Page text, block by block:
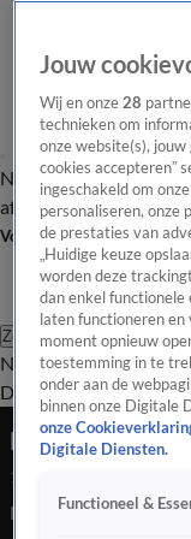
Nieuws van de Dag
afleveringVideo's
Volg Nieuws van de Dag
Zoeken
Nieuws van de Dag
Dag
Video's
Eén militair naar
15 jan 2026, 18:37
Nederland stuurt
Jouw
Wij en onze28
technieken om
onze website(s),
cookies accepteren”
ingeschakeld om
personaliseren, onze
de prestaties van
„Huidige keuze
worden deze
dan enkel functionele
laten functioneren
moment opnieuw
toestemming in te
onder aan de
binnen onze Digitale
onze
Digitale Diensten.
Functioneel &